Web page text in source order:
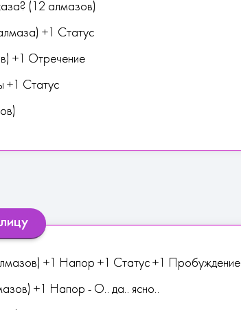
(12 алмазов)
+1 Статус
+1 Отречение
+1 Статус
+1 Напор +1 Статус +1 Пробуждение
+1 Напор - О.. да.. ясно..